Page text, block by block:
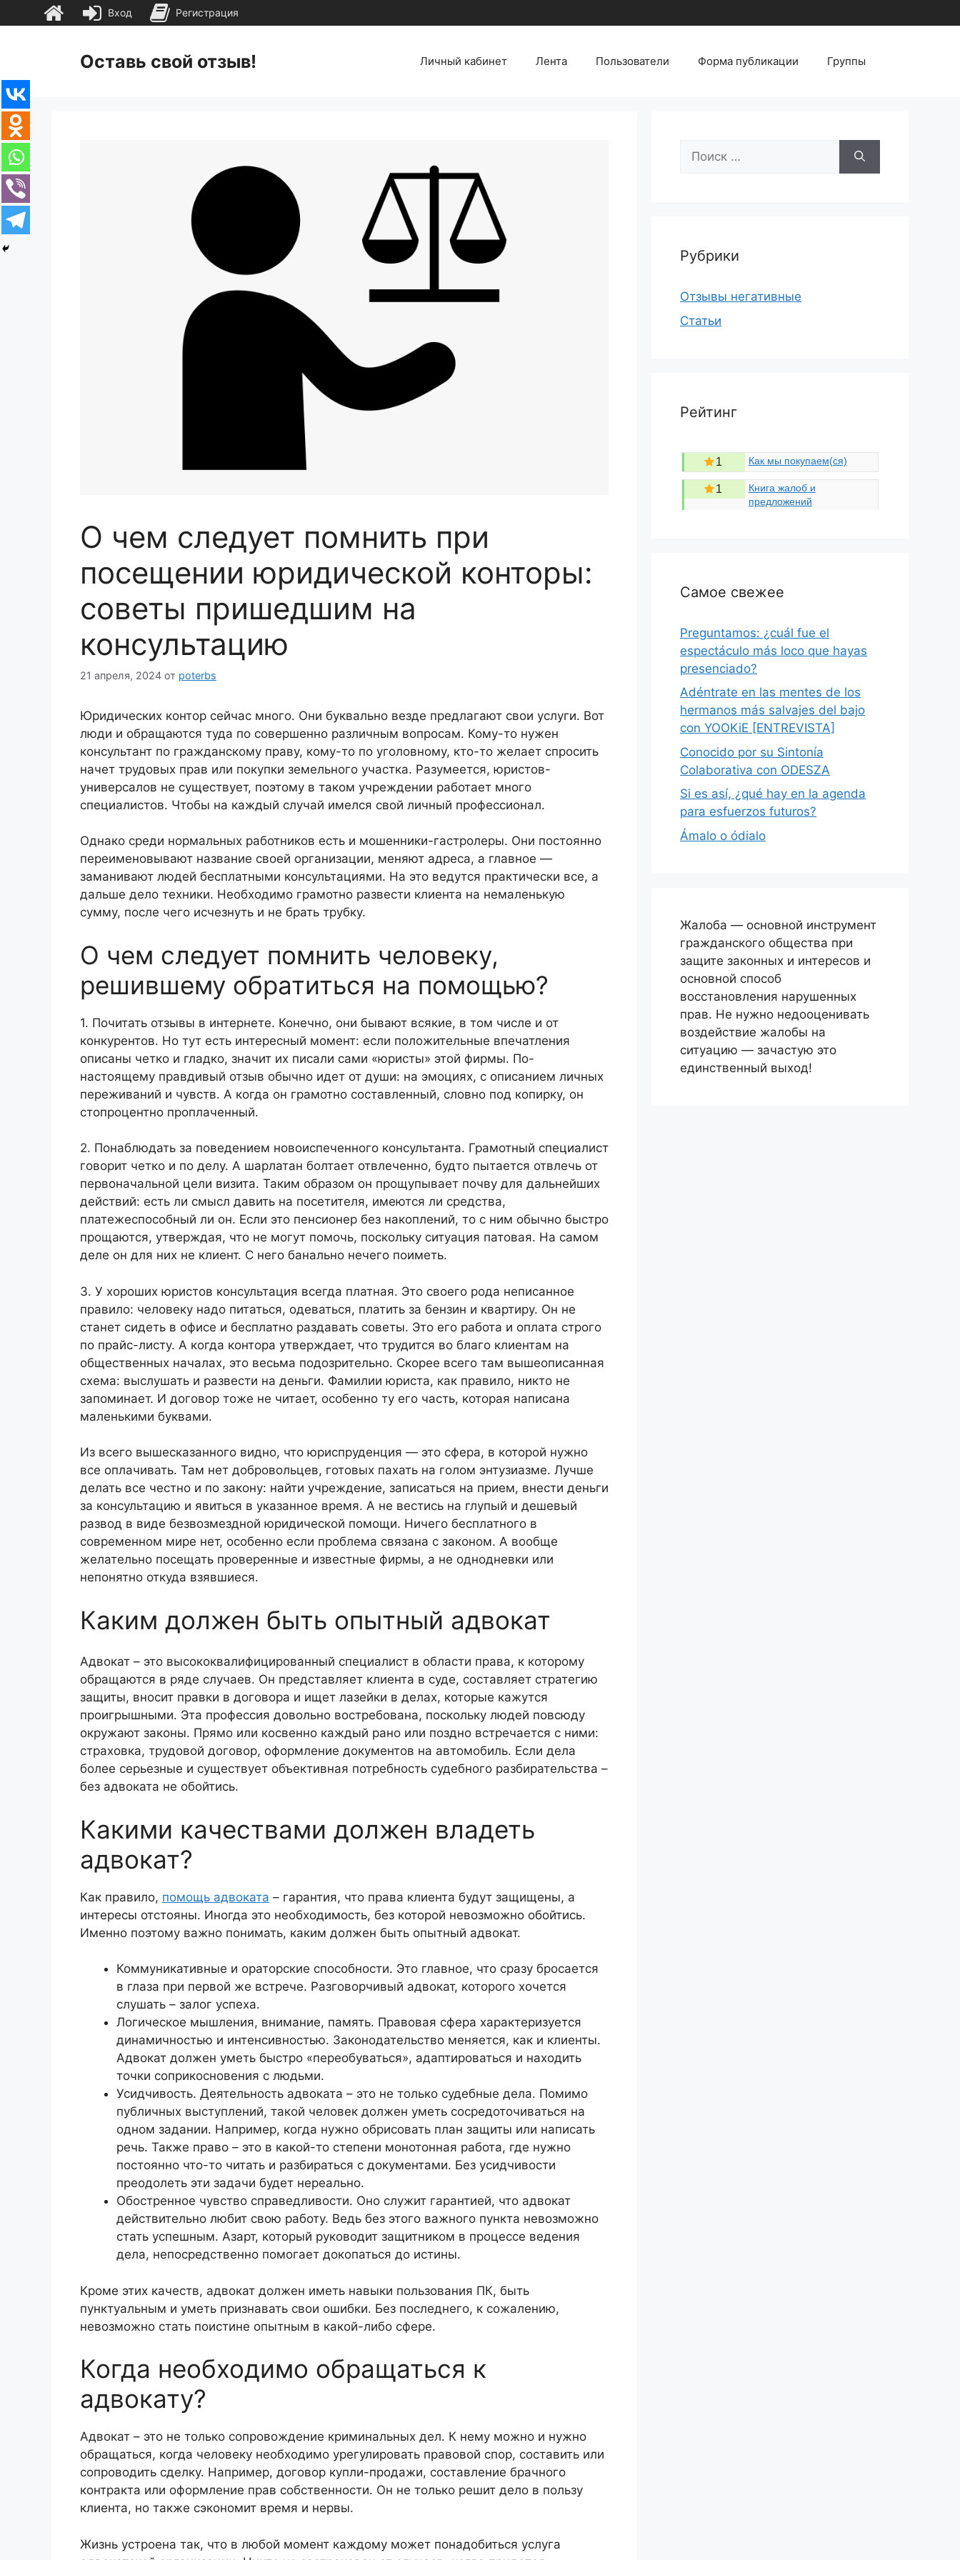
содержимомуОставь свой отзыв! Личный кабинет Лента Пользователи Форма публикации Группы
О чем следует помнить при
посещении юридической конторы:
советы пришедшим на
консультацию
21 апреля, 2024 от poterbs
Юридических контор сейчас много. Они буквально везде предлагают свои услуги. Вот
люди и обращаются туда по совершенно различным вопросам. Кому-то нужен
консультант по гражданскому праву, кому-то по уголовному, кто-то желает спросить
начет трудовых прав или покупки земельного участка. Разумеется, юристов-
универсалов не существует, поэтому в таком учреждении работает много
специалистов. Чтобы на каждый случай имелся свой личный профессионал.
Однако среди нормальных работников есть и мошенники-гастролеры. Они постоянно
переименовывают название своей организации, меняют адреса, а главное —
заманивают людей бесплатными консультациями. На это ведутся практически все, а
дальше дело техники. Необходимо грамотно развести клиента на немаленькую
сумму, после чего исчезнуть и не брать трубку.
О чем следует помнить человеку,
решившему обратиться на помощью?
1. Почитать отзывы в интернете. Конечно, они бывают всякие, в том числе и от
конкурентов. Но тут есть интересный момент: если положительные впечатления
описаны четко и гладко, значит их писали сами «юристы» этой фирмы. По-
настоящему правдивый отзыв обычно идет от души: на эмоциях, с описанием личных
переживаний и чувств. А когда он грамотно составленный, словно под копирку, он
стопроцентно проплаченный.
2. Понаблюдать за поведением новоиспеченного консультанта. Грамотный специалист
говорит четко и по делу. А шарлатан болтает отвлеченно, будто пытается отвлечь от
первоначальной цели визита. Таким образом он прощупывает почву для дальнейших
действий: есть ли смысл давить на посетителя, имеются ли средства,
платежеспособный ли он. Если это пенсионер без накоплений, то с ним обычно быстро
прощаются, утверждая, что не могут помочь, поскольку ситуация патовая. На самом
деле он для них не клиент. С него банально нечего поиметь.
3. У хороших юристов консультация всегда платная. Это своего рода неписанное
правило: человеку надо питаться, одеваться, платить за бензин и квартиру. Он не
станет сидеть в офисе и бесплатно раздавать советы. Это его работа и оплата строго
по прайс-листу. А когда контора утверждает, что трудится во благо клиентам на
общественных началах, это весьма подозрительно. Скорее всего там вышеописанная
схема: выслушать и развести на деньги. Фамилии юриста, как правило, никто не
запоминает. И договор тоже не читает, особенно ту его часть, которая написана
маленькими буквами.
Из всего вышесказанного видно, что юриспруденция — это сфера, в которой нужно
все оплачивать. Там нет добровольцев, готовых пахать на голом энтузиазме. Лучше
делать все честно и по закону: найти учреждение, записаться на прием, внести деньги
за консультацию и явиться в указанное время. А не вестись на глупый и дешевый
развод в виде безвозмездной юридической помощи. Ничего бесплатного в
современном мире нет, особенно если проблема связана с законом. А вообще
желательно посещать проверенные и известные фирмы, а не однодневки или
непонятно откуда взявшиеся.
Каким должен быть опытный адвокат
Адвокат – это высококвалифицированный специалист в области права, к которому
обращаются в ряде случаев. Он представляет клиента в суде, составляет стратегию
защиты, вносит правки в договора и ищет лазейки в делах, которые кажутся
проигрышными. Эта профессия довольно востребована, поскольку людей повсюду
окружают законы. Прямо или косвенно каждый рано или поздно встречается с ними:
страховка, трудовой договор, оформление документов на автомобиль. Если дела
более серьезные и существует объективная потребность судебного разбирательства –
без адвоката не обойтись.
Какими качествами должен владеть
адвокат?
Как правило, помощь адвоката – гарантия, что права клиента будут защищены, а
интересы отстояны. Иногда это необходимость, без которой невозможно обойтись.
Именно поэтому важно понимать, каким должен быть опытный адвокат.
Коммуникативные и ораторские способности. Это главное, что сразу бросается
в глаза при первой же встрече. Разговорчивый адвокат, которого хочется
слушать – залог успеха.
Логическое мышления, внимание, память. Правовая сфера характеризуется
динамичностью и интенсивностью. Законодательство меняется, как и клиенты.
Адвокат должен уметь быстро «переобуваться», адаптироваться и находить
точки соприкосновения с людьми.
Усидчивость. Деятельность адвоката – это не только судебные дела. Помимо
публичных выступлений, такой человек должен уметь сосредоточиваться на
одном задании. Например, когда нужно обрисовать план защиты или написать
речь. Также право – это в какой-то степени монотонная работа, где нужно
постоянно что-то читать и разбираться с документами. Без усидчивости
преодолеть эти задачи будет нереально.
Обостренное чувство справедливости. Оно служит гарантией, что адвокат
действительно любит свою работу. Ведь без этого важного пункта невозможно
стать успешным. Азарт, который руководит защитником в процессе ведения
дела, непосредственно помогает докопаться до истины.
Кроме этих качеств, адвокат должен иметь навыки пользования ПК, быть
пунктуальным и уметь признавать свои ошибки. Без последнего, к сожалению,
невозможно стать поистине опытным в какой-либо сфере.
Когда необходимо обращаться к
адвокату?
Адвокат – это не только сопровождение криминальных дел. К нему можно и нужно
обращаться, когда человеку необходимо урегулировать правовой спор, составить или
сопроводить сделку. Например, договор купли-продажи, составление брачного
контракта или оформление прав собственности. Он не только решит дело в пользу
клиента, но также сэкономит время и нервы.
Жизнь устроена так, что в любой момент каждому может понадобиться услуга
Поиск:
Рубрики
Отзывы негативные
Статьи
Рейтинг
1 Как мы покупаем(ся)
1
Книга жалоб и
предложений
Самое свежее
Preguntamos: ¿cuál fue el
espectáculo más loco que hayas
presenciado?
Adéntrate en las mentes de los
hermanos más salvajes del bajo
con YOOKiE [ENTREVISTA]
Conocido por su Sintonía
Colaborativa con ODESZA
Si es así, ¿qué hay en la agenda
para esfuerzos futuros?
Ámalo o ódialo
Жалоба — основной инструмент
гражданского общества при
защите законных и интересов и
основной способ
восстановления нарушенных
прав. Не нужно недооценивать
воздействие жалобы на
ситуацию — зачастую это
единственный выход!
Вход Регистрация